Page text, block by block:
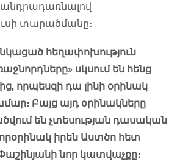
անդրադառնալով
տարածմանը։
հեղափոխություն
սկսում են հենց
որպեսզի դա լինի օրինակ
Բայց այդ օրինակները
են չտեսության դասական
իրեն Աստծո հետ
նոր կատվաչքը։